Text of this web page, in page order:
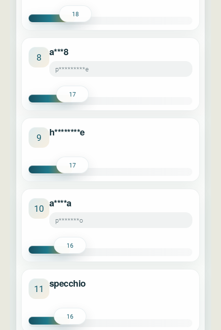
18
8 a***8
p*********e
17
9 h********e
17
10 a****a
p*******o
16
11 specchio
16